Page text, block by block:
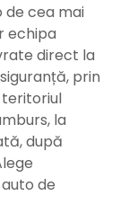
de cea mai
echipa
direct la
prin
teritoriul
la
după
de